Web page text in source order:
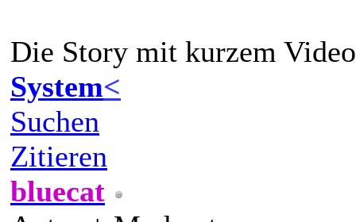
Die Story mit kurzem
System<
Suchen
Zitieren
bluecat